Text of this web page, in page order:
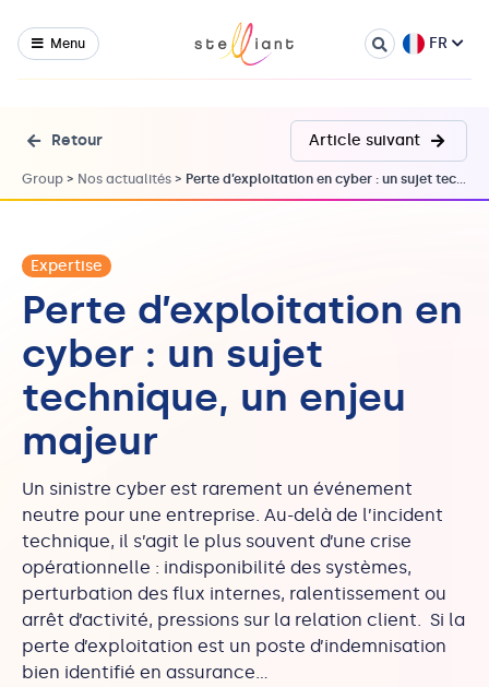
Menu FR
Retour
Group > Nos actualités > Perte d’exploitation en cyber : un sujet technique, un enjeu majeur
Article suivant
Expertise
Perte d’exploitation en
cyber : un sujet
technique, un enjeu
majeur
Un sinistre cyber est rarement un événement
neutre pour une entreprise. Au-delà de l’incident
technique, il s’agit le plus souvent d’une crise
opérationnelle : indisponibilité des systèmes,
perturbation des flux internes, ralentissement ou
arrêt d’activité, pressions sur la relation client. Si la
perte d’exploitation est un poste d’indemnisation
bien identifié en assurance…